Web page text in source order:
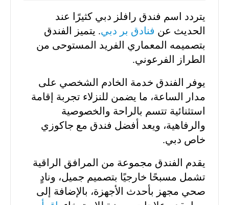
يتردد اسم فندق رافلز دبي كثيرًا عند
الحديث عن فنادق بر دبي. يتميز الفندق
بتصميمه المعماري الفريد المستوحى من
الطراز الفرعوني.
يوفر الفندق خدمة الخادم الشخصي على
مدار الساعة، ما يضمن للنزلاء تجربة إقامة
استثنائية تتسم بالراحة والخصوصية
والرفاهية، ويعد أفضل فندق مع جاكوزي
خاص دبي.
يقدم الفندق مجموعة من المرافق الراقية
تشمل مسبحًا خارجيًا بتصميم جميل، ونادٍ
صحي مجهز بأحدث الأجهزة، بالإضافة إلى